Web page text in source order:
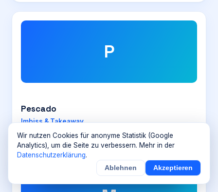
P
Pescado
Imbiss & Takeaway
Dortmund
Details Sichern ×
Wir nutzen Cookies für anonyme Statistik (Google
Analytics), um die Seite zu verbessern. Mehr in der
Datenschutzerklärung.
Ablehnen Akzeptieren